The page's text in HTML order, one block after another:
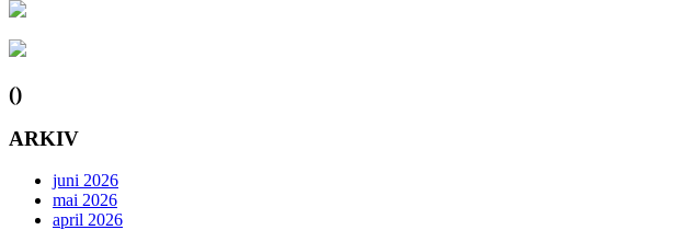
()
ARKIV
juni 2026
mai 2026
april 2026